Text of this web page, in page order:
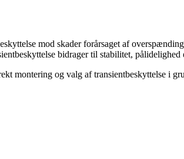
mod skader forårsaget af
bidrager til stabilitet,
montering og valg af transientbeskyttelse i